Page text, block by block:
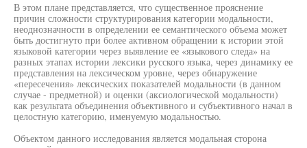
В этом плане представляется, что существенное прояснение
причин сложности структурирования категории модальности,
неоднозначности в определении ее семантического объема может
быть достигнуто при более активном обращении к истории этой
языковой категории через выявление ее «языкового следа» на
разных этапах истории лексики русского языка, через динамику ее
представления на лексическом уровне, через обнаружение
«пересечения» лексических показателей модальности (в данном
случае - предметной) и оценки (аксиологической модальности)
как результата объединения объективного и субъективного начал в
целостную категорию, именуемую модальностью.
Объектом данного исследования является модальная сторона